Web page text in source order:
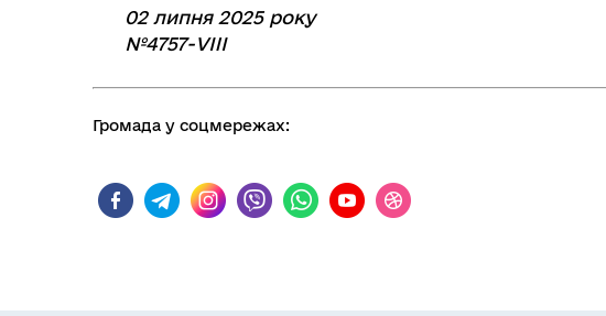
02 липня 2025 року
№4757-VIIІ
Громада у соцмережах: